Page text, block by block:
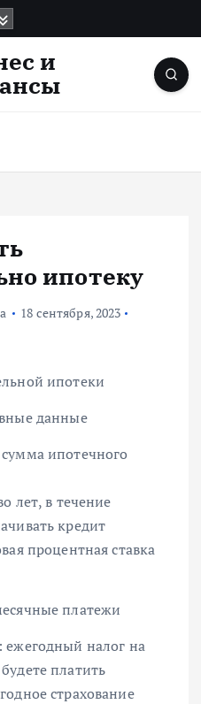
ипотеку
18 сентября, 2023
ипотеки
данные
ипотечного
лет, в течение
кредит
процентная ставка
платежи
налог на
платить
страхование